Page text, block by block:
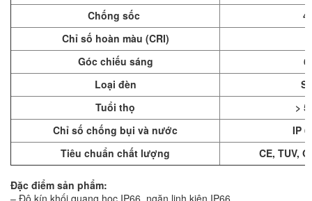
Chống sốc
Chỉ số hoàn màu (CRI)
Góc chiếu sáng
Loại đèn
Tuổi thọ
>
Chỉ số chống bụi và nước
IP
Tiêu chuẩn chất lượng
CE, TUV,
Đặc điểm sản phẩm:
– Độ kín khối quang học IP66, ngăn linh kiện IP66.